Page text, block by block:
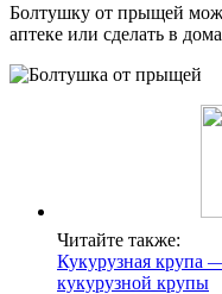
Болтушку от прыщей
аптеке или сделать в
Читайте также:
Кукурузная крупа
кукурузной крупы